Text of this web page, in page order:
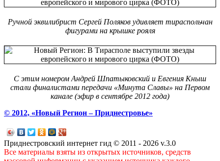
Ручной эквилибрист Сергей Поляков удивляет тираспольчан
фигурами на крышке рояля
С этим номером Андрей Шпатыковский и Евгения Кныш
стали финалистами передачи «Минута Славы» на Первом
канале (эфир в сентябре 2012 года)
© 2012, «Новый Регион – Приднестровье»
Приднестровский интернет гид © 2011 - 2026 v.3.0
Все материалы взяты из открытых источников, средств